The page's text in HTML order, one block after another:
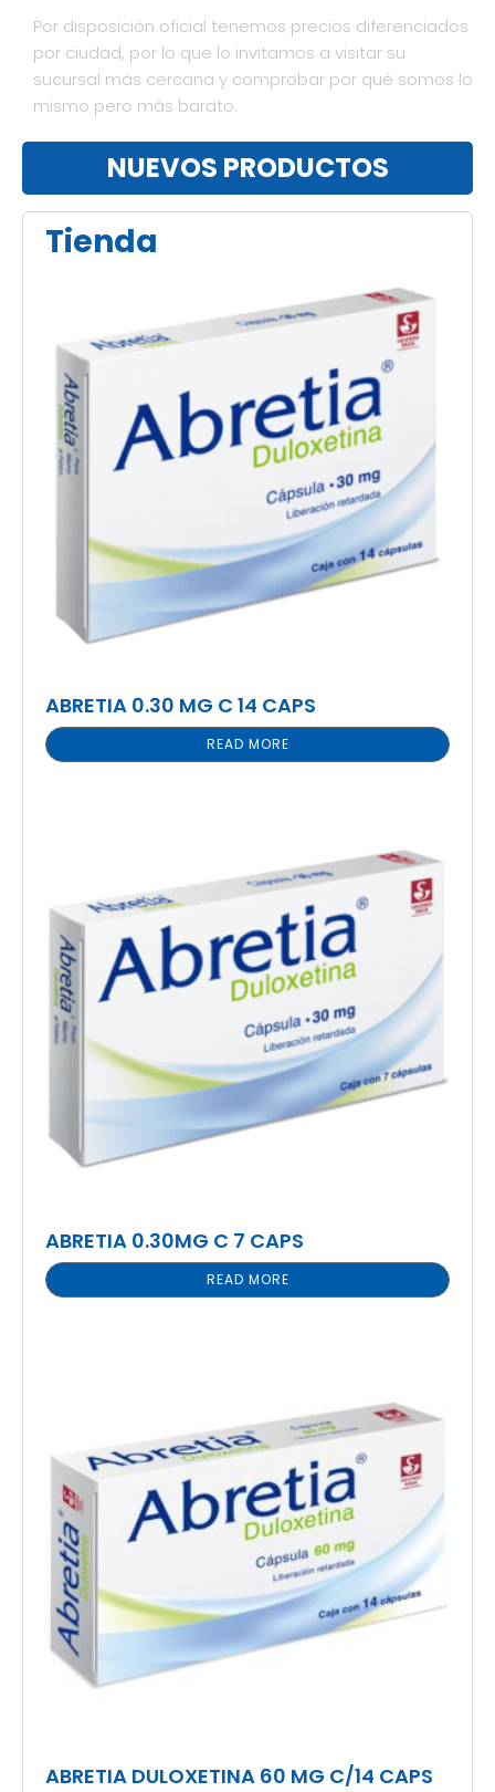
Por disposición oficial tenemos precios diferenciados
por ciudad, por lo que lo invitamos a visitar su
sucursal más cercana y comprobar por qué somos lo
mismo pero más barato.
NUEVOS PRODUCTOS
Tienda
ABRETIA 0.30 MG C 14 CAPS
READ MORE
ABRETIA 0.30MG C 7 CAPS
READ MORE
ABRETIA DULOXETINA 60 MG C/14 CAPS